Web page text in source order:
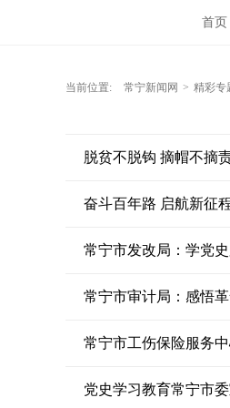
首页
当前位置: 常宁新闻网 > 精彩专
脱贫不脱钩 摘帽不摘
奋斗百年路 启航新征
常宁市发改局：学党
常宁市审计局：感悟
常宁市工伤保险服务
党史学习教育常宁市